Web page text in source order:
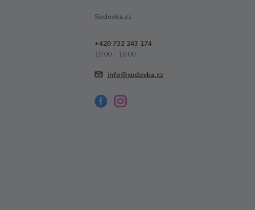
Sudovka.cz
+420 732 243 174
10:00 - 16:00
info@sudovka.cz